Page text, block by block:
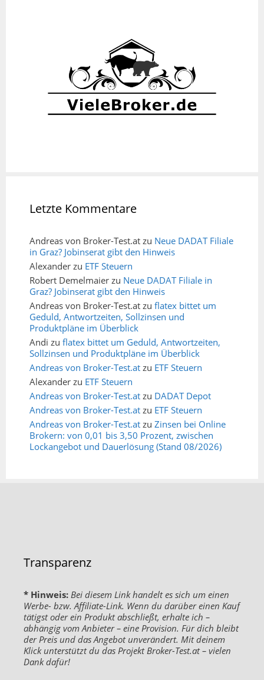
Letzte Kommentare
Andreas von Broker-Test.at zu Neue DADAT Filiale
in Graz? Jobinserat gibt den Hinweis
Alexander zu ETF Steuern
Robert Demelmaier zu Neue DADAT Filiale in
Graz? Jobinserat gibt den Hinweis
Andreas von Broker-Test.at zu flatex bittet um
Geduld, Antwortzeiten, Sollzinsen und
Produktpläne im Überblick
Andi zu flatex bittet um Geduld, Antwortzeiten,
Sollzinsen und Produktpläne im Überblick
Andreas von Broker-Test.at zu ETF Steuern
Alexander zu ETF Steuern
Andreas von Broker-Test.at zu DADAT Depot
Andreas von Broker-Test.at zu ETF Steuern
Andreas von Broker-Test.at zu Zinsen bei Online
Brokern: von 0,01 bis 3,50 Prozent, zwischen
Lockangebot und Dauerlösung (Stand 08/2026)
Transparenz
* Hinweis: Bei diesem Link handelt es sich um einen
Werbe- bzw. Affiliate-Link. Wenn du darüber einen Kauf
tätigst oder ein Produkt abschließt, erhalte ich –
abhängig vom Anbieter – eine Provision. Für dich bleibt
der Preis und das Angebot unverändert. Mit deinem
Klick unterstützt du das Projekt Broker-Test.at – vielen
Dank dafür!